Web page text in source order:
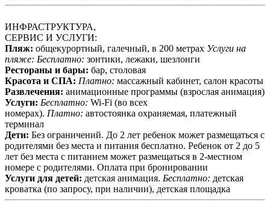
ИНФРАСТРУКТУРА,
СЕРВИС И УСЛУГИ:
Пляж: общекурортный, галечный, в 200 метрах Услуги на
пляже: Бесплатно: зонтики, лежаки, шезлонги
Рестораны и бары: бар, столовая
Красота и СПА: Платно: массажный кабинет, салон красоты
Развлечения: анимационные программы (взрослая анимация)
Услуги: Бесплатно: Wi-Fi (во всех
номерах). Платно: автостоянка охраняемая, платежный
терминал
Дети: Без ограничений. До 2 лет ребенок может размещаться с
родителями без места и питания бесплатно. Ребенок от 2 до 5
лет без места с питанием может размещаться в 2-местном
номере с родителями. Оплата при бронировании
Услуги для детей: детская анимация. Бесплатно: детская
кроватка (по запросу, при наличии), детская площадка